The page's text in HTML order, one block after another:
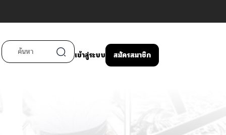
เข้าสู่ระบบ สมัครสมาชิก